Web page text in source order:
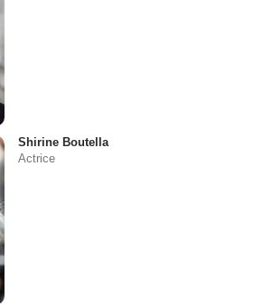
Shirine Boutella
Actrice